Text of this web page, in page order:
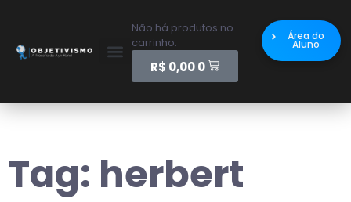
Não há produtos no
carrinho.
R$ 0,00 0
Área do
Aluno
Tag: herbert